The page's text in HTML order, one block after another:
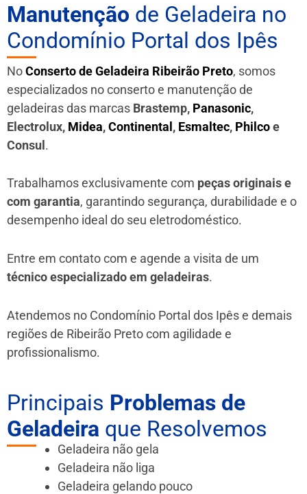
Manutenção de Geladeira no
Condomínio Portal dos Ipês
NoConserto de Geladeira Ribeirão Preto, somos
especializados no conserto e manutenção de
geladeiras das marcas Brastemp, Panasonic,
Electrolux, Midea,Continental, Esmaltec, Philcoe
Consul.
Trabalhamos exclusivamente com peças originais e
com garantia, garantindo segurança, durabilidade e o
desempenho ideal do seu eletrodoméstico.
Entre em contato com e agende a visita de um
técnico especializado em geladeiras.
Atendemos no Condomínio Portal dos Ipês e demais
regiões de Ribeirão Pretocom agilidade e
profissionalismo.
Principais Problemas de
Geladeira que Resolvemos
Geladeira não gela
Geladeira não liga
Geladeira gelando pouco